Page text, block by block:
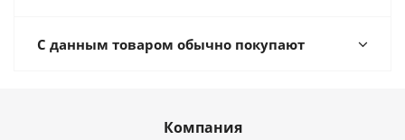
С данным товаром обычно покупают
Компания